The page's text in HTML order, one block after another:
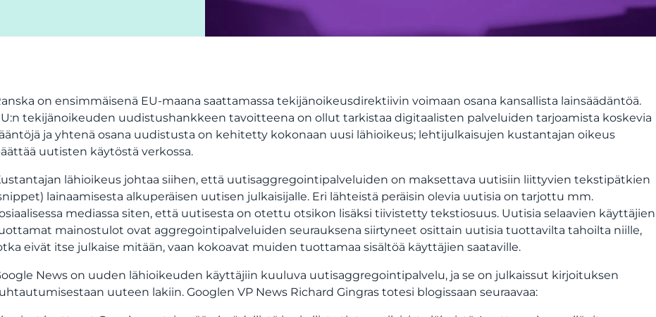
on ensimmäisenä EU-maana saattamassa tekijänoikeusdirektiivin voimaan osana kansallista lainsäädäntöä.
tekijänoikeuden uudistushankkeen tavoitteena on ollut tarkistaa digitaalisten palveluiden tarjoamista koskevia
ja yhtenä osana uudistusta on kehitetty kokonaan uusi lähioikeus; lehtijulkaisujen kustantajan oikeus
uutisten käytöstä verkossa.
lähioikeus johtaa siihen, että uutisaggregointipalveluiden on maksettava uutisiin liittyvien tekstipätkien
lainaamisesta alkuperäisen uutisen julkaisijalle. Eri lähteistä peräisin olevia uutisia on tarjottu mm.
mediassa siten, että uutisesta on otettu otsikon lisäksi tiivistetty tekstiosuus. Uutisia selaavien käyttäjien
mainostulot ovat aggregointipalveluiden seurauksena siirtyneet osittain uutisia tuottavilta tahoilta niille,
eivät itse julkaise mitään, vaan kokoavat muiden tuottamaa sisältöä käyttäjien saataville.
News on uuden lähioikeuden käyttäjiin kuuluva uutisaggregointipalvelu, ja se on julkaissut kirjoituksen
uuteen lakiin. Googlen VP News Richard Gingras totesi blogissaan seuraavaa: